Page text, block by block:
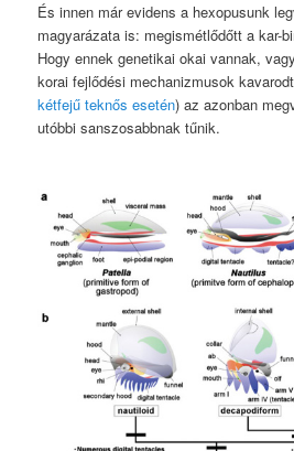
És innen már evidens a hexopusunk
magyarázata is: megismétlődőtt a kar-
Hogy ennek genetikai okai vannak,
korai fejlődési mechanizmusok
kétfejű teknős esetén) az azonban
utóbbi sanszosabbnak tűnik.